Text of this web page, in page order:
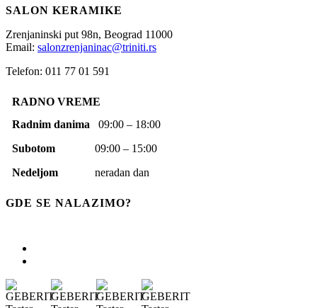
SALON KERAMIKE
Zrenjaninski put 98n, Beograd 11000
Email: salonzrenjaninac@triniti.rs
Telefon: 011 77 01 591
RADNO VREME
Radnim danima 09:00 – 18:00
Subotom 09:00 – 15:00
Nedeljom neradan dan
GDE SE NALAZIMO?